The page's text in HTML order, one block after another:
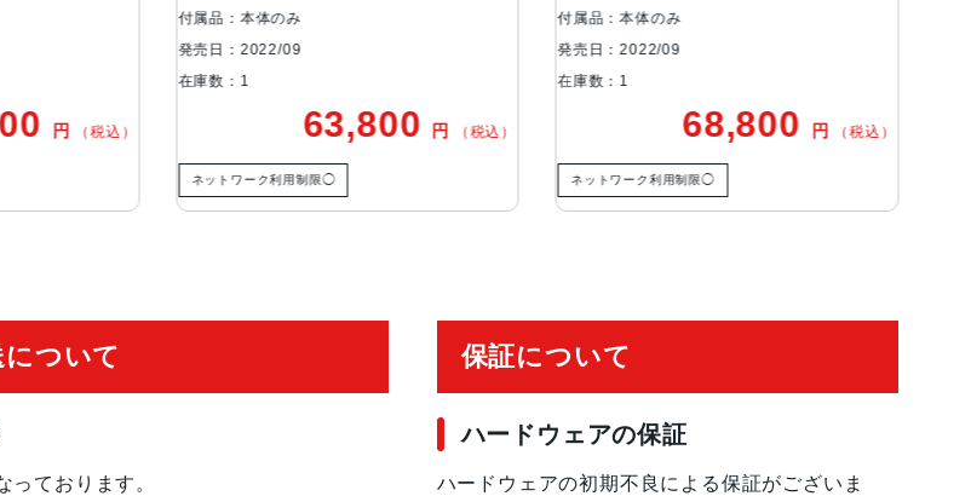
レンズ、100% Focus Pixels12MP超広角：13mm、ƒ/2.4絞り値と120°視野角、5枚
構成のレンズ2倍の光学ズームアウト、最大5倍のデジタルズーム
メラ 12MPカメラƒ/1.9絞り値
TrueDepthカメラによる顔認識の有効化
（税込）
付属品：本体のみ
発売日：2022/09
在庫数：1
63,800円 （税込）
ネットワーク利用制限◯
付属品：本体のみ
発売日：2022/09
在庫数：1
68,800円 （税込）
ネットワーク利用制限◯
について
っております。
保証について
ハードウェアの保証
ハードウェアの初期不良による保証がございま